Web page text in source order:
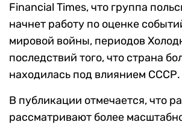
Financial Times, что группа
начнет работу по оценке
мировой войны, периодов
последствий того, что страна
находилась под влиянием СССР.
В публикации отмечается, что
рассматривают более